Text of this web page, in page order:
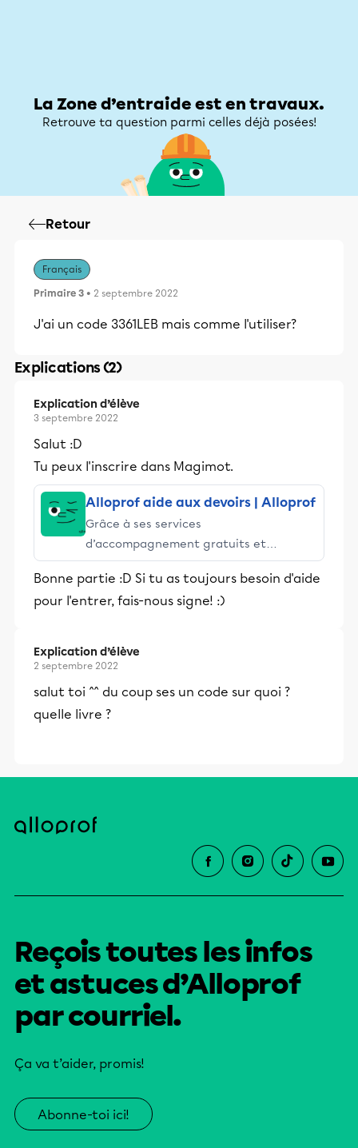
La Zone d’entraide est en travaux.
Retrouve ta question parmi celles déjà posées!
Retour
Français
Primaire 3 • 2 septembre 2022
J'ai un code 3361LEB mais comme l'utiliser?
Explications (2)
Explication d’élève
3 septembre 2022
Salut :D
Tu peux l'inscrire dans Magimot.
Alloprof aide aux devoirs | Alloprof
Grâce à ses services
d’accompagnement gratuits et
stimulants, Alloprof engage les élèves
et leurs parents dans la réussite
éducative.
Bonne partie :D Si tu as toujours besoin d'aide
pour l'entrer, fais-nous signe! :)
Explication d’élève
2 septembre 2022
salut toi ^^ du coup ses un code sur quoi ?
quelle livre ?
Reçois toutes les infos
et astuces d’Alloprof
par courriel.
Ça va t’aider, promis!
Abonne-toi ici!